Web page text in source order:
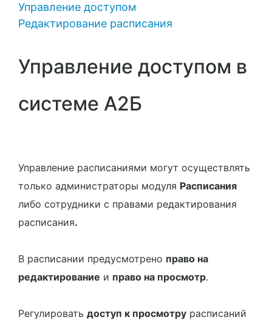
Управление доступом
Редактирование расписания
Управление доступом в
системе A2Б
Управление расписаниями могут осуществлять
только администраторы модуля Расписания
либо сотрудники с правами редактирования
расписания.
В расписании предусмотрено право на
редактирование и право на просмотр.
Регулировать доступ к просмотру расписаний